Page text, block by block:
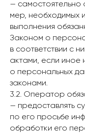
— самостоятельно
мер, необходимых
выполнения
Законом о
в соответствии с
актами, если иное
о персональных
законами.
3.2. Оператор
— предоставлять
по его просьбе
обработки его